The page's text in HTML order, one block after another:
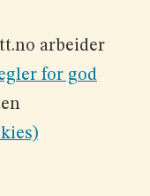
arbeider
for god